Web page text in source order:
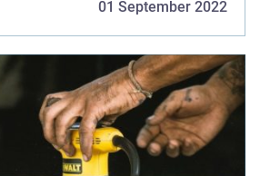
01 September 2022